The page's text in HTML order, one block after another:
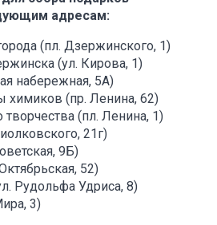
адресам:
(пл. Дзержинского, 1)
(ул. Кирова, 1)
набережная, 5А)
химиков (пр. Ленина, 62)
(пл. Ленина, 1)
21г)
9Б)
52)
Рудольфа Удриса, 8)
3)